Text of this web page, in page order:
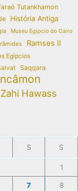
Tutankhamon
História Antiga
Museu Egípcio do Cairo
Ramses II
Egípcios
Saqqara
Zahi Hawass
S S
1
7 8